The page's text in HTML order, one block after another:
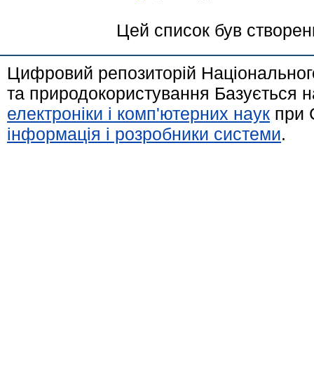
Цей список був
Цифровий репозиторій
та природокористування Базується
електроніки і комп'ютерних наук при
інформація і розробники системи.